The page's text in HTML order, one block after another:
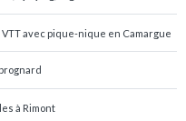
VTT avec pique-nique en Camargue
à Rimont